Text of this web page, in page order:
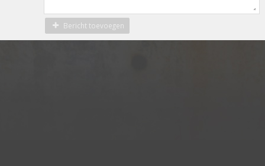
Bericht toevoegen